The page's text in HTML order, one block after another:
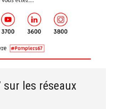
sur les réseaux